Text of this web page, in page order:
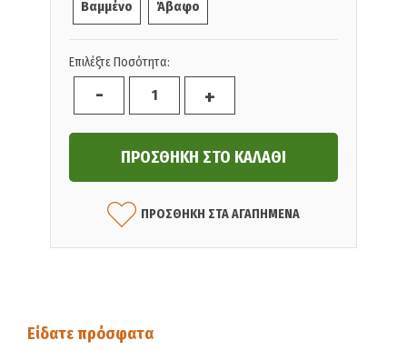
Βαμμένο Άβαφο
Επιλέξτε Ποσότητα:
- +
ΠΡΟΣΘΗΚΗ ΣΤΑ ΑΓΑΠΗΜΕΝΑ
Είδατε πρόσφατα